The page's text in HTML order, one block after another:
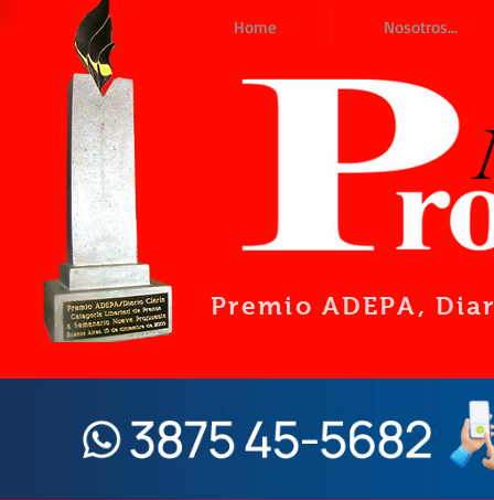
Home Nosotros...
Premio ADEPA,